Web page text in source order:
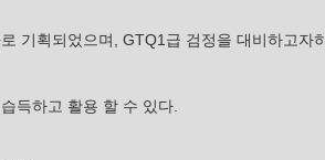
기획되었으며, GTQ1급 검정을 대비하고자
득하고 활용 할 수 있다.